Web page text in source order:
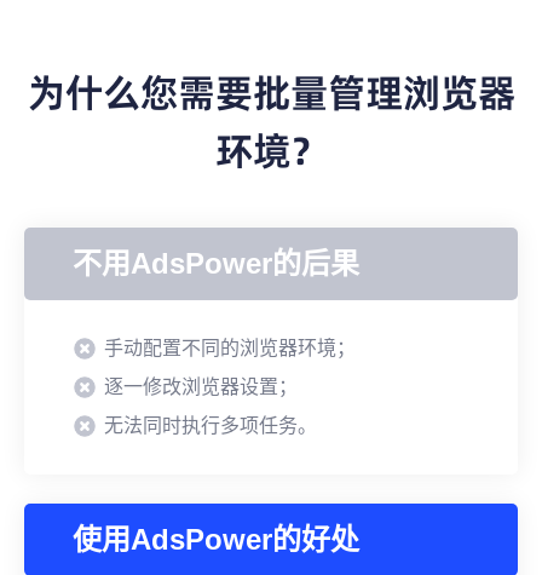
为什么您需要批量管理浏览器
环境？
不用AdsPower的后果
手动配置不同的浏览器环境；
逐一修改浏览器设置；
无法同时执行多项任务。
使用AdsPower的好处